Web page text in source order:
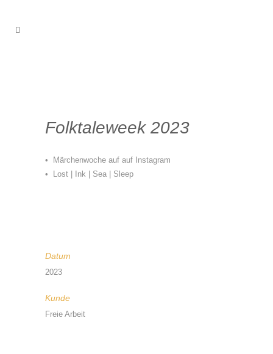
Folktaleweek 2023
• Märchenwoche auf auf Instagram
•
Lost | Ink | Sea | Sleep
Datum
2023
Kunde
Freie Arbeit